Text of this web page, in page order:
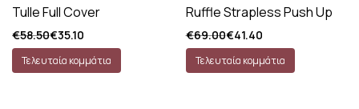
Tulle Full Cover
€58.50€35.10
Τελευταία κομμάτια
Ruffle Strapless Push Up
€69.00€41.40
Τελευταία κομμάτια